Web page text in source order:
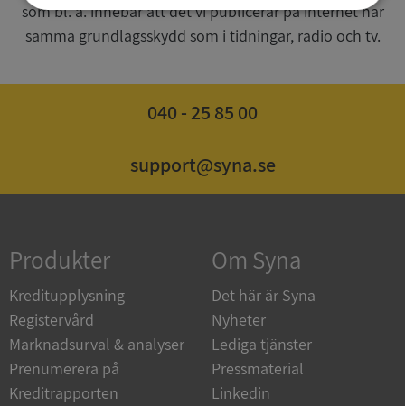
som bl. a. innebär att det vi publicerar på internet har
samma grundlagsskydd som i tidningar, radio och tv.
040 - 25 85 00
support@syna.se
Produkter
Kreditupplysning
Registervård
Marknadsurval & analyser
Prenumerera på
Kreditrapporten
Om Syna
Det här är Syna
Nyheter
Lediga tjänster
Pressmaterial
Linkedin
Strikt
nödvändigt
Prestanda Inriktning
kärnwebbplatsfunktioner som användarinloggning
och kontohantering. Webbplatsen kan inte
användas ordentligt utan strikt nödvändiga cookies.
Namn
Leverantör
Domän